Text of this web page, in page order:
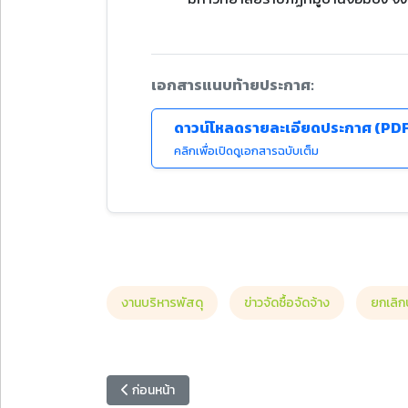
เอกสารแนบท้ายประกาศ:
ดาวน์โหลดรายละเอียดประกาศ
คลิกเพื่อเปิดดูเอกสารฉบับเต็ม
งานบริหารพัสดุ ข่าวจัดซื้อจัดจ้าง ยกเลิ
เนื้อหาก่อนหน้า: ประกาศประกวดราคาจ้างก่อสร้างปรับ
ก่อนหน้า